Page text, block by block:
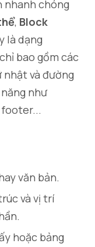
nhanh chóng
, Block
là dạng
bao gồm các
nhật và đường
như
văn bản.
và vị trí
hoặc bảng